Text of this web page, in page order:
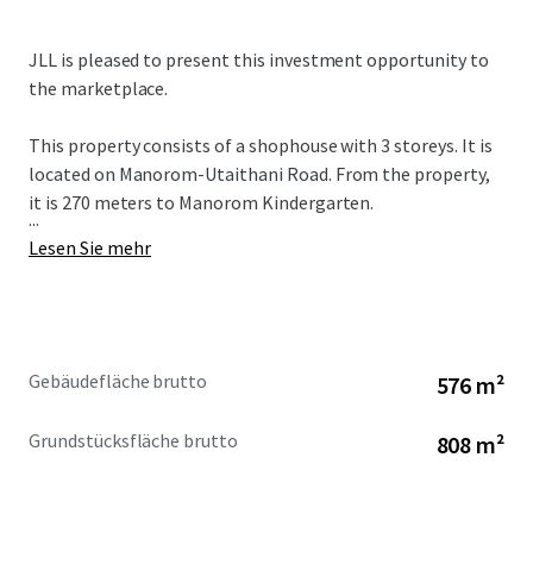
JLL is pleased to present this investment opportunity to
the marketplace.
This property consists of a shophouse with 3 storeys. It is
located on Manorom-Utaithani Road. From the property,
it is 270 meters to Manorom Kindergarten.
...
Lesen Sie mehr
Gebäudefläche brutto 576 m²
Grundstücksfläche brutto 808 m²